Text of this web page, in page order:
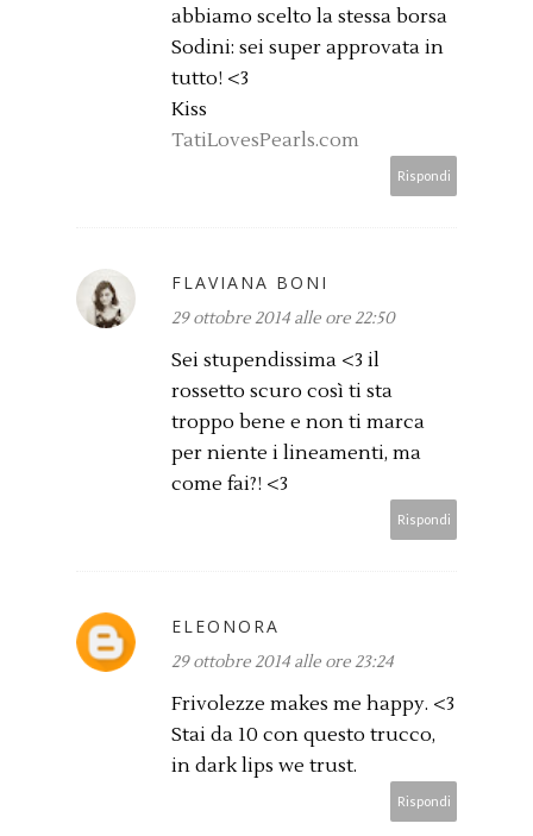
abbiamo scelto la stessa borsa
Sodini: sei super approvata in
tutto! <3
Kiss
TatiLovesPearls.com
Rispondi
FLAVIANA BONI
29 ottobre 2014 alle ore 22:50
Sei stupendissima <3 il
rossetto scuro così ti sta
troppo bene e non ti marca
per niente i lineamenti, ma
come fai?! <3
Rispondi
ELEONORA
29 ottobre 2014 alle ore 23:24
Frivolezze makes me happy. <3
Stai da 10 con questo trucco,
in dark lips we trust.
Rispondi